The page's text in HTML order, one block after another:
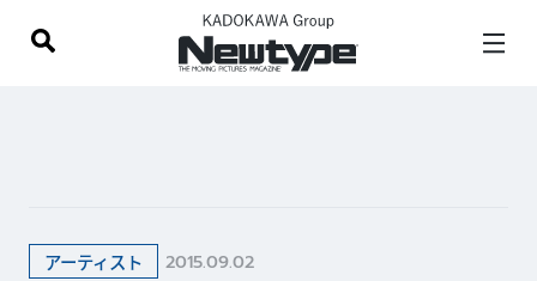
アーティスト 2015.09.02